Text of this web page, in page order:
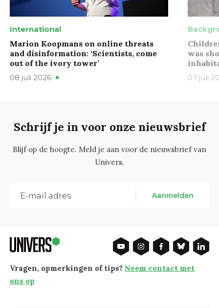
International
Marion Koopmans on online threats
and disinformation: ‘Scientists, come
out of the ivory tower’
08 juli 2026
was
07 juli
Schrijf je in voor onze nieuwsbrief
Blijf op de hoogte. Meld je aan voor de nieuwsbrief van
Univers.
Aanmelden
Vragen, opmerkingen of tips? Neem contact met
ons op